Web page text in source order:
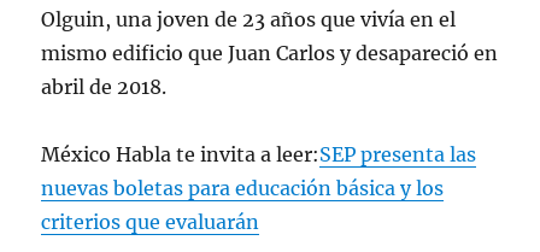
Olguin, una joven de 23 años que vivía en el
mismo edificio que Juan Carlos y desapareció en
abril de 2018.
México Habla te invita a leer:SEP presenta las
nuevas boletas para educación básica y los
criterios que evaluarán